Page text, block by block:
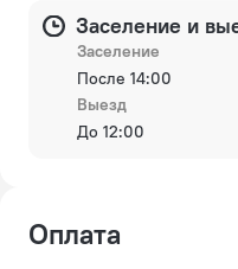
Заселение и
Заселение
После 14:00
Выезд
До 12:00
Оплата